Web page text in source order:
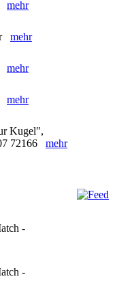
mehr
mehr
mehr
mehr
Kugel",
72166 mehr
-
-